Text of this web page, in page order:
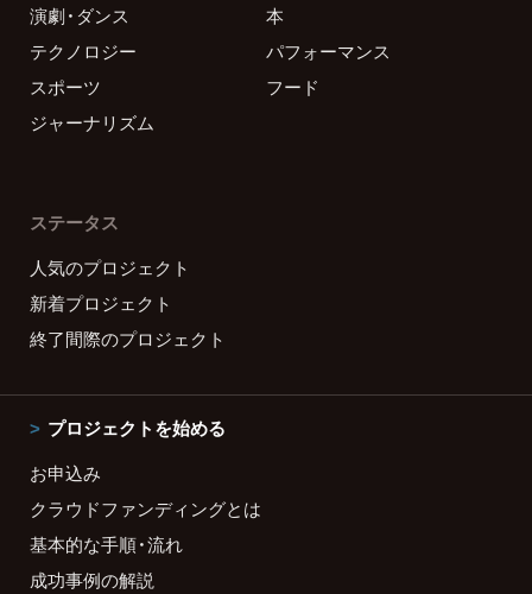
演劇・ダンス
本
テクノロジー
パフォーマンス
スポーツ
フード
ジャーナリズム
ステータス
人気のプロジェクト
新着プロジェクト
終了間際のプロジェクト
プロジェクトを始める
お申込み
クラウドファンディングとは
基本的な手順・流れ
成功事例の解説